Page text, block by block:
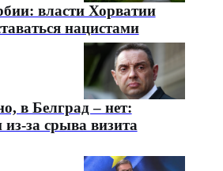
власти Хорватии
нацистами
в Белград – нет:
за срыва визита